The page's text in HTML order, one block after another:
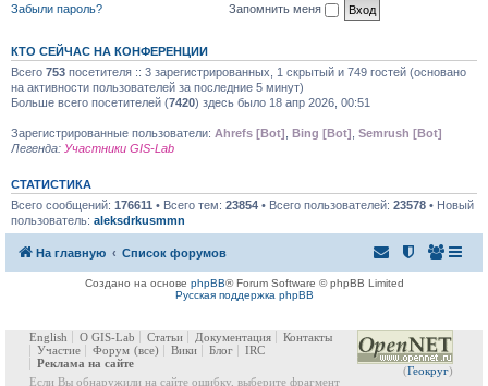
Забыли пароль? Запомнить меня
КТО СЕЙЧАС НА КОНФЕРЕНЦИИ
Всего 753 посетителя :: 3 зарегистрированных, 1 скрытый и 749 гостей (основано
на активности пользователей за последние 5 минут)
Больше всего посетителей (7420) здесь было 18 апр 2026, 00:51
Зарегистрированные пользователи: Ahrefs [Bot] Bing [Bot] Semrush [Bot]
Легенда: Участники GIS-Lab
СТАТИСТИКА
Всего сообщений: 176611 • Всего тем: 23854 • Всего пользователей: 23578 • Новый
пользователь: aleksdrkusmmn
На главную Список форумов
Создано на основе phpBB® Forum Software © phpBB Limited
Русская поддержка phpBB
(Геокруг)
English О GIS-Lab Статьи Документация
Контакты
Участие
Форум (все) Вики Блог
IRC
Реклама на сайте
Если Вы обнаружили на сайте ошибку, выберите фрагмент